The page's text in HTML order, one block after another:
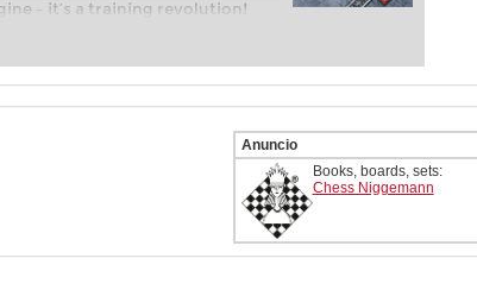
– it’s a training revolution!
into the world of club chess,
a more personalised
Anuncio
Books, boards, sets:
Chess Niggemann